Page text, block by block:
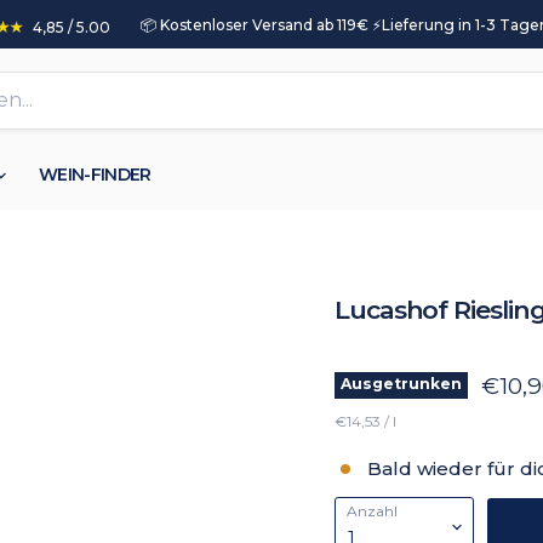
4,85 / 5.00 📦 Kostenloser Versand ab 119€ ⚡️Lieferung in 1-3
WEIN-FINDER
Lucashof
Ausgetrunken
€14,53 / l
Bald wieder für
Anzahl